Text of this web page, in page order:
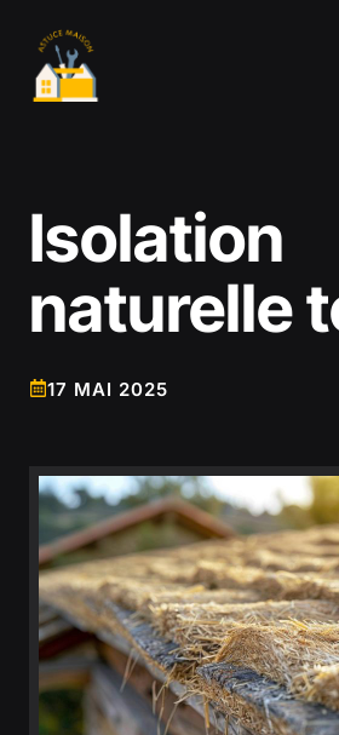
contenu
Isolation
naturelle
17 MAI 2025